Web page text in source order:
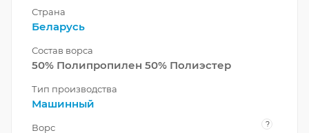
Страна
Беларусь
Состав ворса
50% Полипропилен 50% Полиэстер
Тип производства
Машинный
Ворс ?